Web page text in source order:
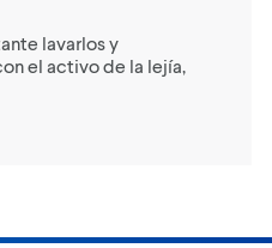
lavarlos y
el activo de la lejía,